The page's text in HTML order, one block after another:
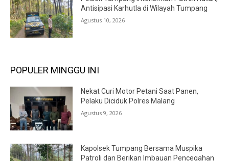
Antisipasi Karhutla di Wilayah Tumpang
Agustus 10, 2026
POPULER MINGGU INI
Nekat Curi Motor Petani Saat Panen,
Pelaku Diciduk Polres Malang
Agustus 9, 2026
Kapolsek Tumpang Bersama Muspika
Patroli dan Berikan Imbauan Pencegahan